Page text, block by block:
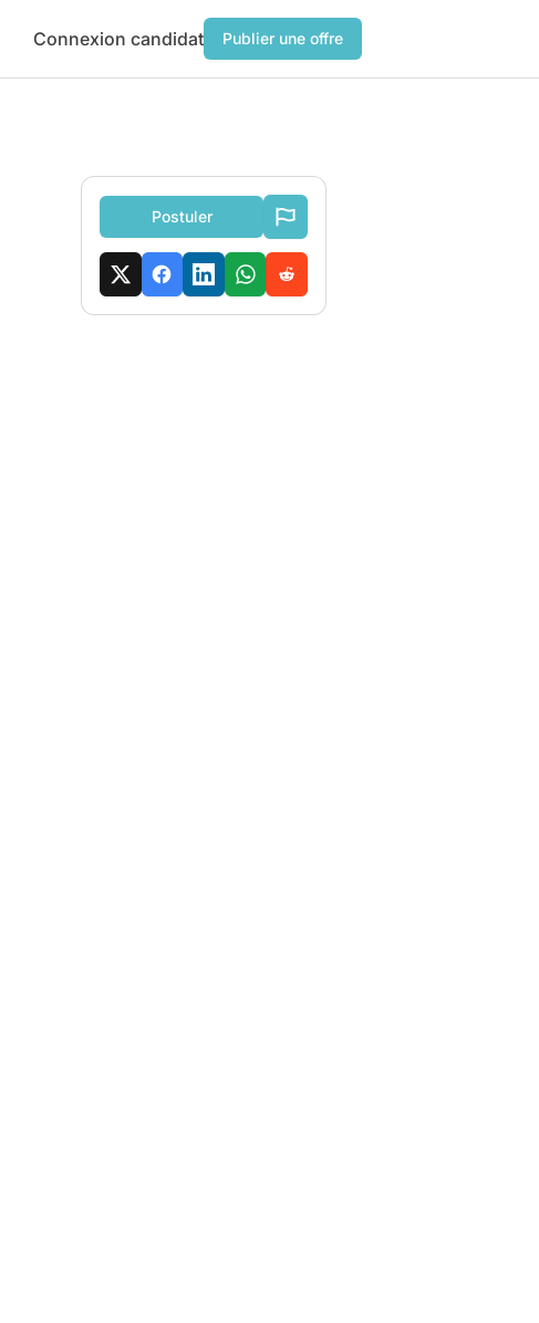
Connexion candidat Publier une offre
Postuler